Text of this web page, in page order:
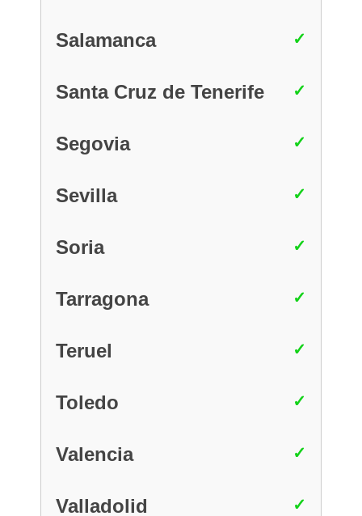
Salamanca
Santa Cruz de Tenerife
Segovia
Sevilla
Soria
Tarragona
Teruel
Toledo
Valencia
Valladolid